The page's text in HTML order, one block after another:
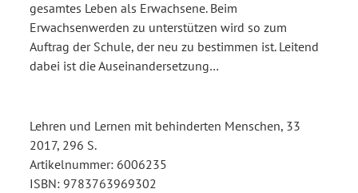
gesamtes Leben als Erwachsene. Beim
Erwachsenwerden zu unterstützen wird so zum
Auftrag der Schule, der neu zu bestimmen ist. Leitend
dabei ist die Auseinandersetzung…
Lehren und Lernen mit behinderten Menschen, 33
2017, 296 S.
Artikelnummer: 6006235
ISBN: 9783763969302